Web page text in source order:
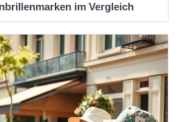
im Vergleich